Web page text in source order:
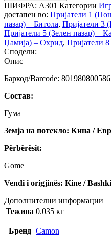
ШИФРА: А301 Категории
достапен во: Пријатели 1
пазар) – Битола, Пријатели 3
Пријатели 5 (Зелен пазар) –
Џамија) – Охрид, Пријатели
Сподели:
Опис
Баркод/Barcode:
Состав:
Гума
Земја на потекло: Кина /
Përbërësit:
Gome
Vendi i origjinës: Kine /
Дополнителни информации
Тежина 0.035 кг
Бренд Camon